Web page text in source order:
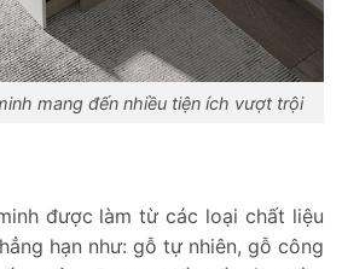
mang đến nhiều tiện ích vượt trội
được làm từ các loại chất liệu
hạn như: gỗ tự nhiên, gỗ công